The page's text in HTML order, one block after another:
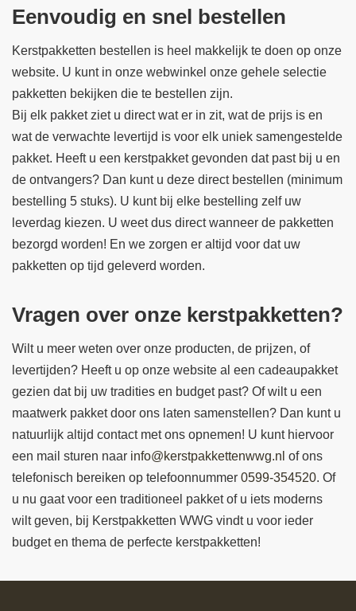
Eenvoudig en snel bestellen
Kerstpakketten bestellen is heel makkelijk te doen op onze
website. U kunt in onze webwinkel onze gehele selectie
pakketten bekijken die te bestellen zijn.
Bij elk pakket ziet u direct wat er in zit, wat de prijs is en
wat de verwachte levertijd is voor elk uniek samengestelde
pakket. Heeft u een kerstpakket gevonden dat past bij u en
de ontvangers? Dan kunt u deze direct bestellen (minimum
bestelling 5 stuks). U kunt bij elke bestelling zelf uw
leverdag kiezen. U weet dus direct wanneer de pakketten
bezorgd worden! En we zorgen er altijd voor dat uw
pakketten op tijd geleverd worden.
Vragen over onze kerstpakketten?
Wilt u meer weten over onze producten, de prijzen, of
levertijden? Heeft u op onze website al een cadeaupakket
gezien dat bij uw tradities en budget past? Of wilt u een
maatwerk pakket door ons laten samenstellen? Dan kunt u
natuurlijk altijd contact met ons opnemen! U kunt hiervoor
een mail sturen naar info@kerstpakkettenwwg.nl of ons
telefonisch bereiken op telefoonnummer 0599-354520. Of
u nu gaat voor een traditioneel pakket of u iets moderns
wilt geven, bij Kerstpakketten WWG vindt u voor ieder
budget en thema de perfecte kerstpakketten!